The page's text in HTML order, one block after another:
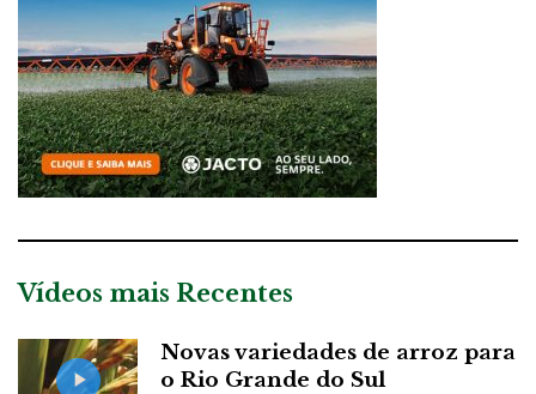
Vídeos mais Recentes
Novas variedades de arroz para
o Rio Grande do Sul